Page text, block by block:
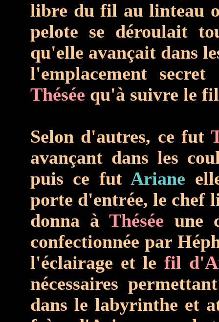
libre du fil au linteau
pelote se déroulait
qu'elle avançait dans
l'emplacement
Thésée qu'à suivre le
Selon d'autres, ce fut
avançant dans les
puis ce futAriane
porte d'entrée, le chef
donna àThésée une
confectionnée par
l'éclairage et le fil
nécessaires
dans le labyrinthe et